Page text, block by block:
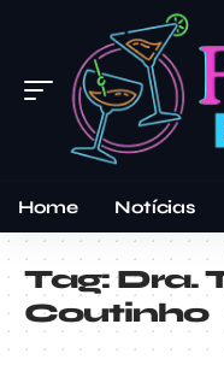
Home Notícias
Tag:Dra.
Coutinho